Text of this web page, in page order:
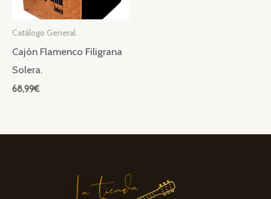
Catálogo General
Cajón Flamenco Filigrana
Solera.
68,99€